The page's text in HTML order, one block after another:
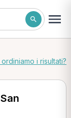
i risultati?